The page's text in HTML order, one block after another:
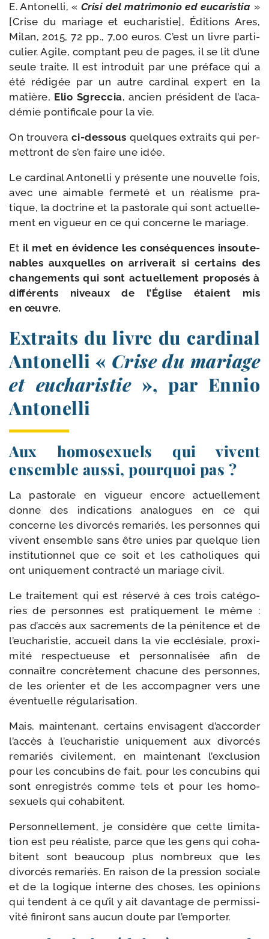
E. Antonelli, « Crisi del matri­mo­nio ed euca­ris­tia »
[Crise du mariage et eucha­ris­tie], Éditions Ares,
Milan, 2015, 72 pp., 7,00 euros. C’est un livre par­ti­
cu­lier. Agile, comp­tant peu de pages, il se lit d’une
seule traite. Il est intro­duit par une pré­face qui a
été rédi­gée par un autre car­di­nal expert en la
matière, Elio Sgreccia, ancien pré­sident de l’a­ca­
dé­mie pon­ti­fi­cale pour la vie.
On trou­ve­ra ci-​dessous quelques extraits qui per­
met­tront de s’en faire une idée.
Le car­di­nal Antonelli y pré­sente une nou­velle fois,
avec une aimable fer­me­té et un réa­lisme pra­
tique, la doc­trine et la pas­to­rale qui sont actuel­le­
ment en vigueur en ce qui concerne le mariage.
Et il met en évi­dence les consé­quences insou­te­
nables aux­quelles on arri­ve­rait si cer­tains des
chan­ge­ments qui sont actuel­le­ment pro­po­sés à
dif­fé­rents niveaux de l’Église étaient mis
en œuvre.
Extraits du livre du cardinal
Antonelli « Crise du mariage
et eucharistie», par Ennio
Antonelli
Aux homosexuels qui vivent
ensemble aussi, pourquoi pas ?
La pas­to­rale en vigueur encore actuel­le­ment
donne des indi­ca­tions ana­logues en ce qui
concerne les divor­cés rema­riés, les per­sonnes qui
vivent ensemble sans être unies par quelque lien
ins­ti­tu­tion­nel que ce soit et les catho­liques qui
ont uni­que­ment contrac­té un mariage civil.
Le trai­te­ment qui est réser­vé à ces trois caté­go­
ries de per­sonnes est pra­ti­que­ment le même :
pas d’accès aux sacre­ments de la péni­tence et de
l’eucharistie, accueil dans la vie ecclé­siale, proxi­
mi­té res­pec­tueuse et per­son­na­li­sée afin de
connaître concrè­te­ment cha­cune des per­sonnes,
de les orien­ter et de les accom­pa­gner vers une
éven­tuelle régularisation.
Mais, main­te­nant, cer­tains envi­sagent d’accorder
l’accès à l’eucharistie uni­que­ment aux divor­cés
rema­riés civi­le­ment, en main­te­nant l’exclusion
pour les concu­bins de fait, pour les concu­bins qui
sont enre­gis­trés comme tels et pour les homo­
sexuels qui cohabitent.
Personnellement, je consi­dère que cette limi­ta­
tion est peu réa­liste, parce que les gens qui coha­
bitent sont beau­coup plus nom­breux que les
divor­cés rema­riés. En rai­son de la pres­sion sociale
et de la logique interne des choses, les opi­nions
qui tendent à ce qu’il y ait davan­tage de per­mis­si­
vi­té fini­ront sans aucun doute par l’emporter.